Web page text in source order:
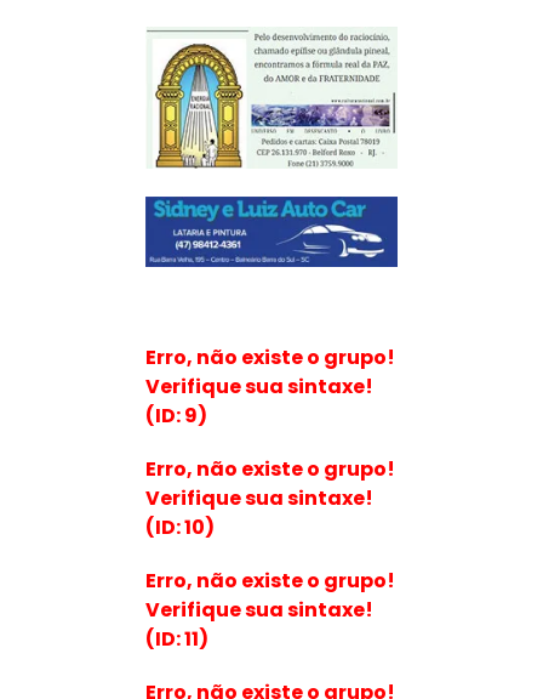
Erro, não existe o grupo!
Verifique sua sintaxe!
(ID: 9)
Erro, não existe o grupo!
Verifique sua sintaxe!
(ID: 10)
Erro, não existe o grupo!
Verifique sua sintaxe!
(ID: 11)
Erro, não existe o grupo!